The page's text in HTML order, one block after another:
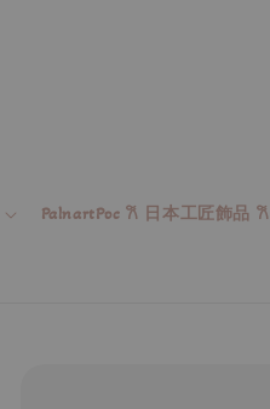
PalnartPoc 𐙚 日本工匠飾品 𐙚